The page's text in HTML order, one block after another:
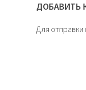
ДОБАВИТЬ
Для